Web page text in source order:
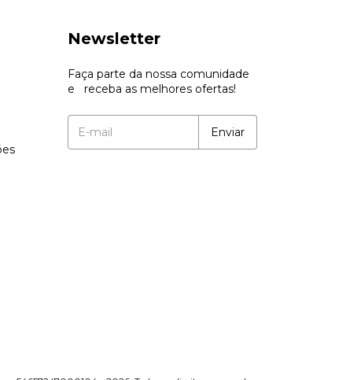
Newsletter
Faça parte da nossa comunidade
e receba as melhores ofertas!